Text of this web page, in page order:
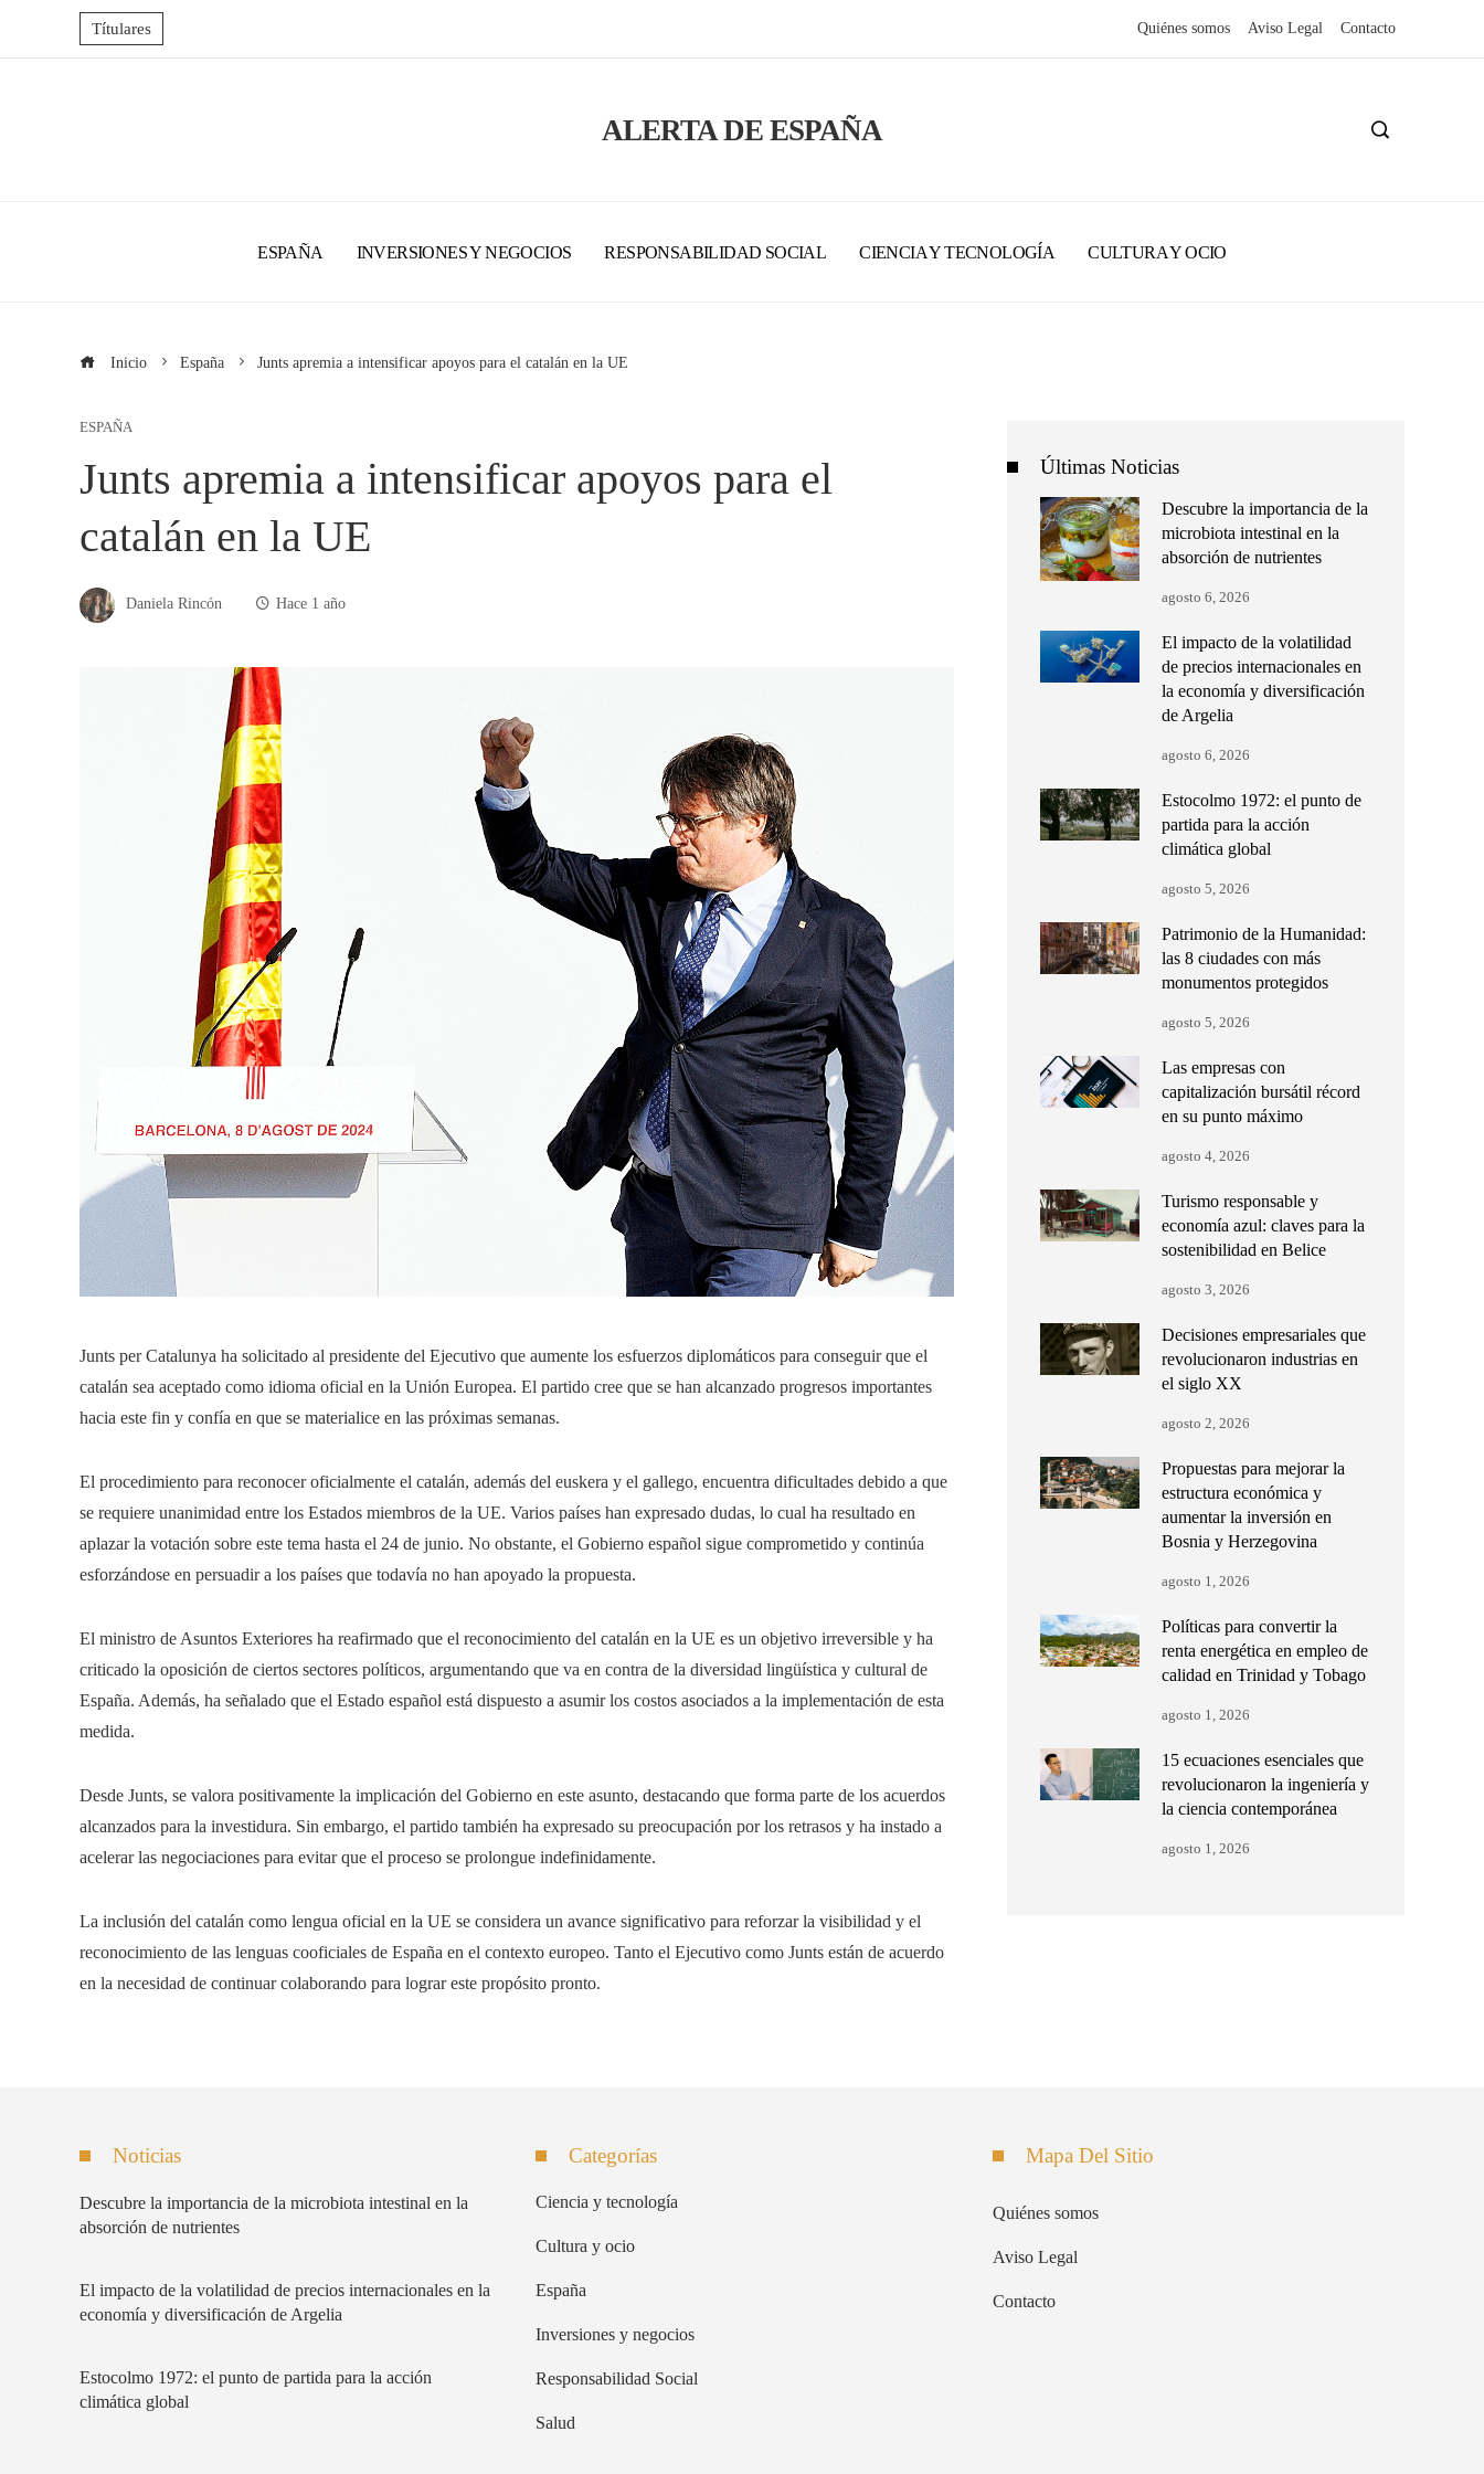
Títulares Quiénes somos Aviso Legal Contacto
ALERTA DE ESPAÑA
ESPAÑA INVERSIONES Y NEGOCIOS RESPONSABILIDAD SOCIAL CIENCIA Y TECNOLOGÍA CULTURA Y OCIO
Inicio España Junts apremia a intensificar apoyos para el catalán en la UE
ESPAÑA
Junts apremia a intensificar apoyos para el
catalán en la UE
Daniela Rincón Hace 1 año
Junts per Catalunya ha solicitado al presidente del Ejecutivo que aumente los esfuerzos diplomáticos para conseguir que el
catalán sea aceptado como idioma oficial en la Unión Europea. El partido cree que se han alcanzado progresos importantes
hacia este fin y confía en que se materialice en las próximas semanas.
El procedimiento para reconocer oficialmente el catalán, además del euskera y el gallego, encuentra dificultades debido a que
se requiere unanimidad entre los Estados miembros de la UE. Varios países han expresado dudas, lo cual ha resultado en
aplazar la votación sobre este tema hasta el 24 de junio. No obstante, el Gobierno español sigue comprometido y continúa
esforzándose en persuadir a los países que todavía no han apoyado la propuesta.
El ministro de Asuntos Exteriores ha reafirmado que el reconocimiento del catalán en la UE es un objetivo irreversible y ha
criticado la oposición de ciertos sectores políticos, argumentando que va en contra de la diversidad lingüística y cultural de
España. Además, ha señalado que el Estado español está dispuesto a asumir los costos asociados a la implementación de esta
medida.
Desde Junts, se valora positivamente la implicación del Gobierno en este asunto, destacando que forma parte de los acuerdos
alcanzados para la investidura. Sin embargo, el partido también ha expresado su preocupación por los retrasos y ha instado a
acelerar las negociaciones para evitar que el proceso se prolongue indefinidamente.
La inclusión del catalán como lengua oficial en la UE se considera un avance significativo para reforzar la visibilidad y el
reconocimiento de las lenguas cooficiales de España en el contexto europeo. Tanto el Ejecutivo como Junts están de acuerdo
en la necesidad de continuar colaborando para lograr este propósito pronto.
Últimas Noticias
Descubre la importancia de la
microbiota intestinal en la
absorción de nutrientes
agosto 6, 2026
El impacto de la volatilidad
de precios internacionales en
la economía y diversificación
de Argelia
agosto 6, 2026
Estocolmo 1972: el punto de
partida para la acción
climática global
agosto 5, 2026
Patrimonio de la Humanidad:
las 8 ciudades con más
monumentos protegidos
agosto 5, 2026
Las empresas con
capitalización bursátil récord
en su punto máximo
agosto 4, 2026
Turismo responsable y
economía azul: claves para la
sostenibilidad en Belice
agosto 3, 2026
Decisiones empresariales que
revolucionaron industrias en
el siglo XX
agosto 2, 2026
Propuestas para mejorar la
estructura económica y
aumentar la inversión en
Bosnia y Herzegovina
agosto 1, 2026
Políticas para convertir la
renta energética en empleo de
calidad en Trinidad y Tobago
agosto 1, 2026
15 ecuaciones esenciales que
revolucionaron la ingeniería y
la ciencia contemporánea
agosto 1, 2026
Noticias
Descubre la importancia de la microbiota intestinal en la
absorción de nutrientes
El impacto de la volatilidad de precios internacionales en la
economía y diversificación de Argelia
Estocolmo 1972: el punto de partida para la acción
climática global
Categorías
Ciencia y tecnología
Cultura y ocio
España
Inversiones y negocios
Responsabilidad Social
Salud
Mapa Del Sitio
Quiénes somos
Aviso Legal
Contacto